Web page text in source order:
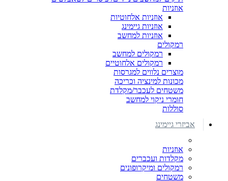
אוזניות
אוזניות אלחוטיות
אוזניות גיימינג
אוזניות למחשב
רמקולים
רמקולים למחשב
רמקולים אלחוטיים
מוצרים נלווים למגרסות
מכונות למינציה וכריכה
משטחים לעכבר/מקלדת
חומרי ניקוי למחשב
סוללות
אביזרי גיימינג
אוזניות
מקלדות ועכברים
רמקולים ומיקרופונים
משטחים